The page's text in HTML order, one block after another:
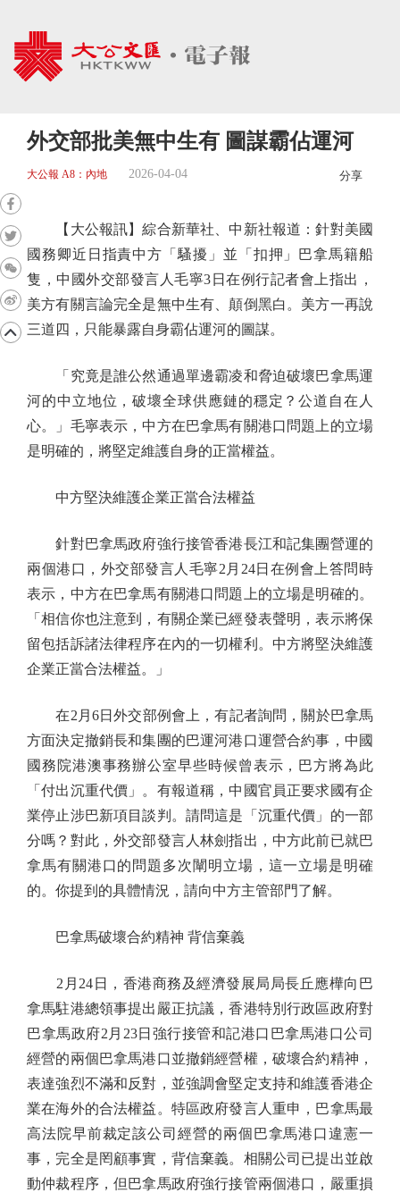
外交部批美無中生有 圖謀霸佔運河
大公報 A8：內地 2026-04-04 分享
【大公報訊】綜合新華社、中新社報道：針對美國
國務卿近日指責中方「騷擾」並「扣押」巴拿馬籍船
隻，中國外交部發言人毛寧3日在例行記者會上指出，
美方有關言論完全是無中生有、顛倒黑白。美方一再說
三道四，只能暴露自身霸佔運河的圖謀。
「究竟是誰公然通過單邊霸凌和脅迫破壞巴拿馬運
河的中立地位，破壞全球供應鏈的穩定？公道自在人
心。」毛寧表示，中方在巴拿馬有關港口問題上的立場
是明確的，將堅定維護自身的正當權益。
中方堅決維護企業正當合法權益
針對巴拿馬政府強行接管香港長江和記集團營運的
兩個港口，外交部發言人毛寧2月24日在例會上答問時
表示，中方在巴拿馬有關港口問題上的立場是明確的。
「相信你也注意到，有關企業已經發表聲明，表示將保
留包括訴諸法律程序在內的一切權利。中方將堅決維護
企業正當合法權益。」
在2月6日外交部例會上，有記者詢問，關於巴拿馬
方面決定撤銷長和集團的巴運河港口運營合約事，中國
國務院港澳事務辦公室早些時候曾表示，巴方將為此
「付出沉重代價」。有報道稱，中國官員正要求國有企
業停止涉巴新項目談判。請問這是「沉重代價」的一部
分嗎？對此，外交部發言人林劍指出，中方此前已就巴
拿馬有關港口的問題多次闡明立場，這一立場是明確
的。你提到的具體情況，請向中方主管部門了解。
巴拿馬破壞合約精神 背信棄義
2月24日，香港商務及經濟發展局局長丘應樺向巴
拿馬駐港總領事提出嚴正抗議，香港特別行政區政府對
巴拿馬政府2月23日強行接管和記港口巴拿馬港口公司
經營的兩個巴拿馬港口並撤銷經營權，破壞合約精神，
表達強烈不滿和反對，並強調會堅定支持和維護香港企
業在海外的合法權益。特區政府發言人重申，巴拿馬最
高法院早前裁定該公司經營的兩個巴拿馬港口違憲一
事，完全是罔顧事實，背信棄義。相關公司已提出並啟
動仲裁程序，但巴拿馬政府強行接管兩個港口，嚴重損